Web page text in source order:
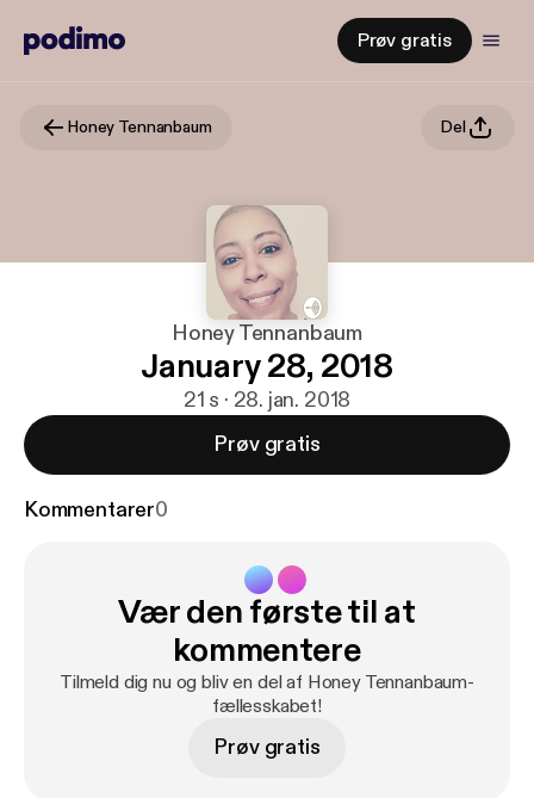
Prøv gratis
Honey Tennanbaum Del
Honey Tennanbaum
January 28, 2018
21 s · 28. jan. 2018
Prøv gratis
Kommentarer0
Vær den første til at
kommentere
Tilmeld dig nu og bliv en del af Honey Tennanbaum-
fællesskabet!
Prøv gratis